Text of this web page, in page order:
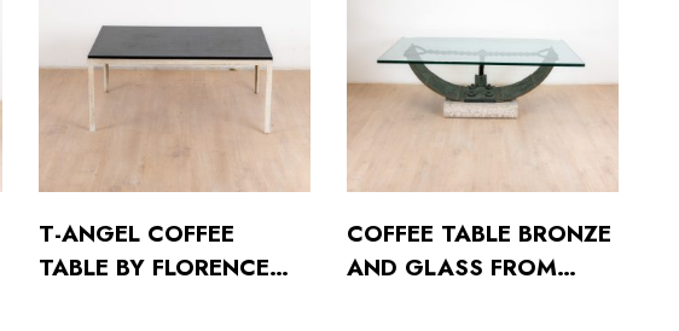
T-ANGEL COFFEE
TABLE BY FLORENCE
COFFEE TABLE BRONZE
AND GLASS FROM